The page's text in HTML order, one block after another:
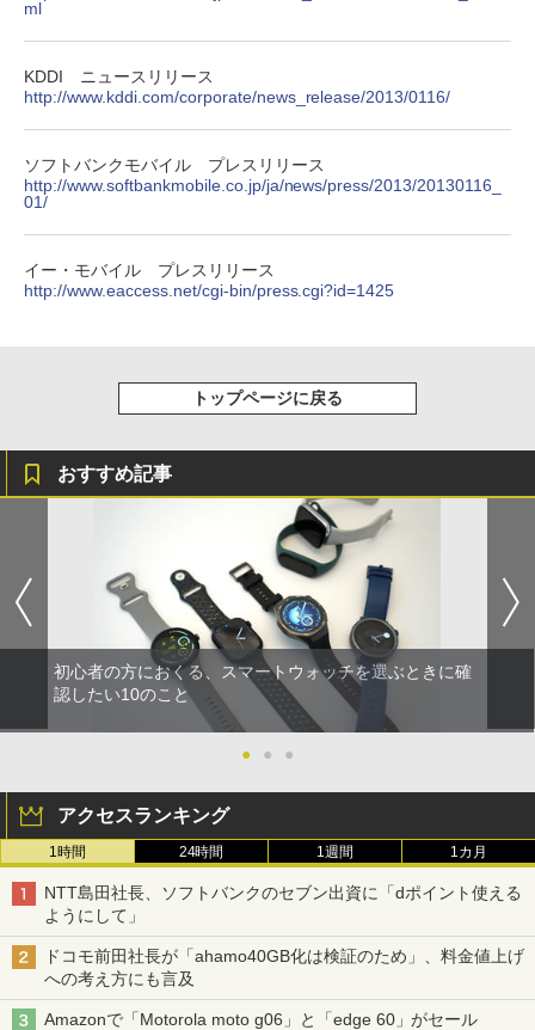
ml
KDDI ニュースリリース
http://www.kddi.com/corporate/news_release/2013/0116/
ソフトバンクモバイル プレスリリース
http://www.softbankmobile.co.jp/ja/news/press/2013/20130116_
01/
イー・モバイル プレスリリース
http://www.eaccess.net/cgi-bin/press.cgi?id=1425
トップページに戻る
おすすめ記事
初心者の方におくる、スマートウォッチを選ぶときに確
認したい10のこと
● ● ●
アクセスランキング
1時間 24時間 1週間 1カ月
NTT島田社長、ソフトバンクのセブン出資に「dポイント使える
ようにして」
ドコモ前田社長が「ahamo40GB化は検証のため」、料金値上げ
への考え方にも言及
Amazonで「Motorola moto g06」と「edge 60」がセール